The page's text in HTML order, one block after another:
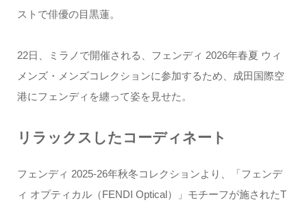
ストで俳優の目黒蓮。
22日、ミラノで開催される、フェンディ 2026年春夏 ウィ
メンズ・メンズコレクションに参加するため、成田国際空
港にフェンディを纏って姿を見せた。
リラックスしたコーディネート
フェンディ 2025-26年秋冬コレクションより、「フェンデ
ィ オプティカル（FENDI Optical）」モチーフが施されたT